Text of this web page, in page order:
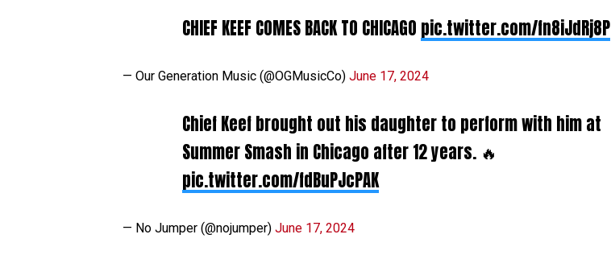
CHIEF KEEF COMES BACK TO CHICAGO pic.twitter.com/fn8iJdRj8P
— Our Generation Music (@OGMusicCo) June 17, 2024
Chief Keef brought out his daughter to perform with him at
Summer Smash in Chicago after 12 years. 🔥
pic.twitter.com/fdBuPJcPAK
— No Jumper (@nojumper) June 17, 2024